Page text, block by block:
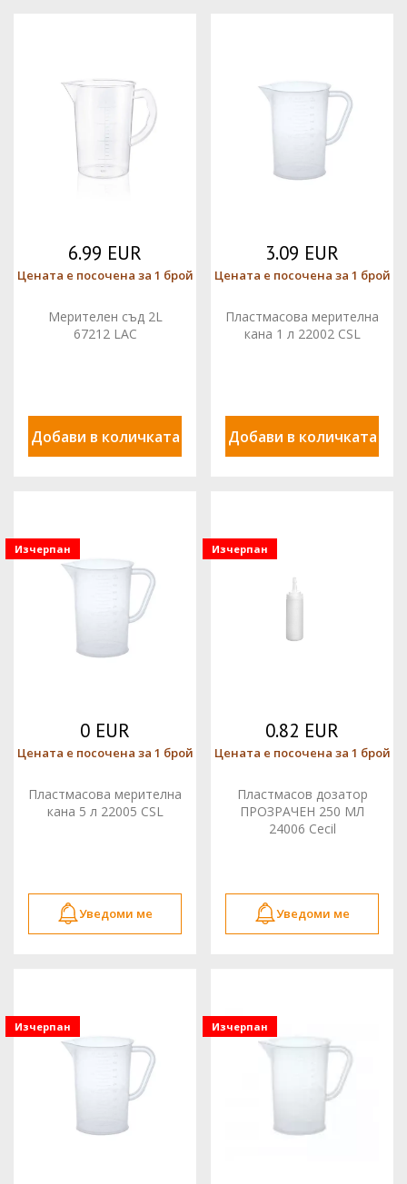
6.99 EUR
Цената е посочена за 1 брой
Мерителен съд 2L
67212 LAC
Добави в количката
3.09 EUR
Цената е посочена за 1 брой
Пластмасова мерителна
кана 1 л 22002 CSL
Добави в количката
Изчерпан
0 EUR
Цената е посочена за 1 брой
Пластмасова мерителна
кана 5 л 22005 CSL
Уведоми ме
Изчерпан
0.82 EUR
Цената е посочена за 1 брой
Пластмасов дозатор
ПРОЗРАЧЕН 250 МЛ
24006 Cecil
Уведоми ме
Изчерпан Изчерпан